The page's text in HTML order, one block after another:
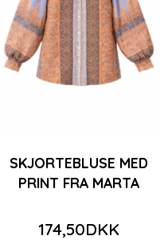
SKJORTEBLUSE MED
PRINT FRA MARTA
174,50DKK